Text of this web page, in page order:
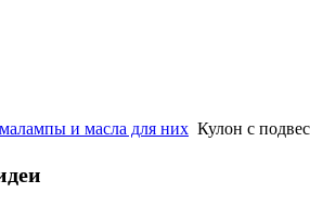
и масла для них Кулон с